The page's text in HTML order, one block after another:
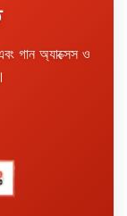
গান অ্যাক্সেস ও